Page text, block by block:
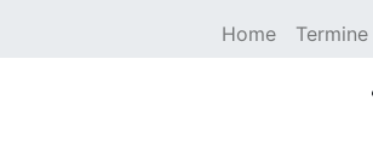
Home Termine